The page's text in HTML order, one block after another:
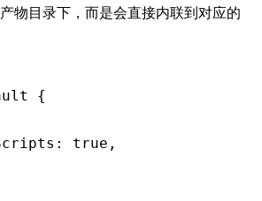
物目录下，而是会直接内联到对应的
{
: true ,